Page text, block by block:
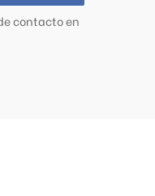
contacto en